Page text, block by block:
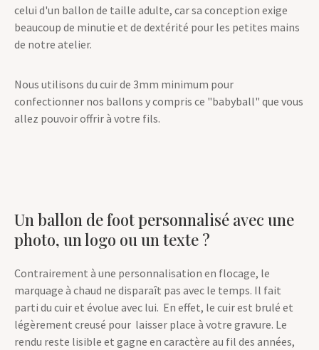
celui d'un ballon de taille adulte, car sa conception exige
beaucoup de minutie et de dextérité pour les petites mains
de notre atelier.
Nous utilisons du cuir de 3mm minimum pour
confectionner nos ballons y compris ce "babyball" que vous
allez pouvoir offrir à votre fils.
Un ballon de foot personnalisé avec une
photo, un logo ou un texte ?
Contrairement à une personnalisation en flocage, le
marquage à chaud ne disparaît pas avec le temps. Il fait
parti du cuir et évolue avec lui. En effet, le cuir est brulé et
légèrement creusé pour laisser place à votre gravure. Le
rendu reste lisible et gagne en caractère au fil des années,